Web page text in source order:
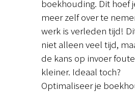
boekhouding. Dit hoef
meer zelf over te
werk is verleden tijd!
niet alleen veel tijd,
de kans op invoer
kleiner. Ideaal toch?
Optimaliseer je